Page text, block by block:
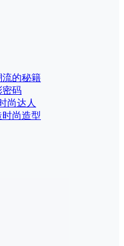
流的秘籍
密码
尚达人
尚造型